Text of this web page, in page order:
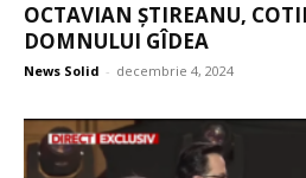
OCTAVIAN ȘTIREANU,
DOMNULUI GÎDEA
News Solid - decembrie 4, 2024